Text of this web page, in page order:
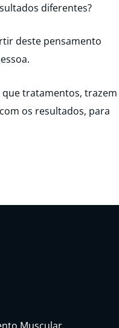
diferentes?
deste pensamento
tratamentos, trazem
os resultados, para